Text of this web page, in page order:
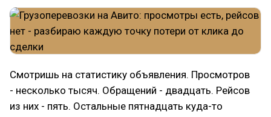
Смотришь на статистику объявления. Просмотров
- несколько тысяч. Обращений - двадцать. Рейсов
из них - пять. Остальные пятнадцать куда-то